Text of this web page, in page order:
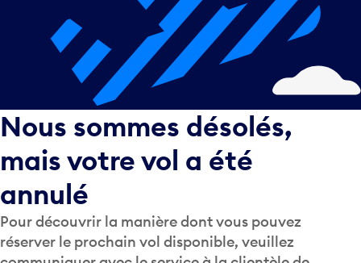
Nous sommes désolés,
mais votre vol a été
annulé
Pour découvrir la manière dont vous pouvez
réserver le prochain vol disponible, veuillez